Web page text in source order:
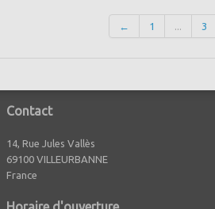
← 1 ... 3
Contact
14, Rue Jules Vallès
69100 VILLEURBANNE
France